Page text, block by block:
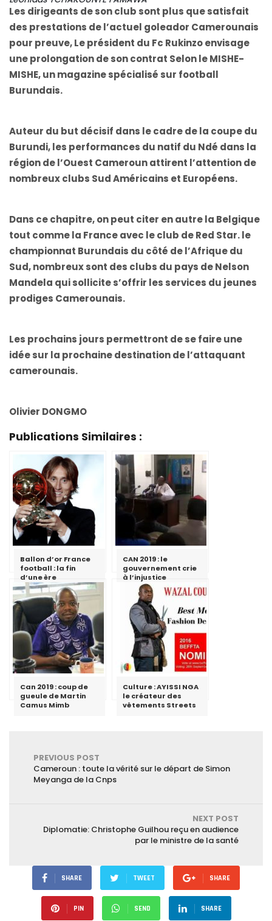
Les dirigeants de son club sont plus que satisfait
des prestations de l’actuel goleador Camerounais
pour preuve, Le président du Fc Rukinzo envisage
une prolongation de son contrat Selon le MISHE-
MISHE, un magazine spécialisé sur football
Burundais.
Auteur du but décisif dans le cadre de la coupe du
Burundi, les performances du natif du Ndé dans la
région de l’Ouest Cameroun attirent l’attention de
nombreux clubs Sud Américains et Européens.
Dans ce chapitre, on peut citer en autre la Belgique
tout comme la France avec le club de Red Star. le
championnat Burundais du côté de l’Afrique du
Sud, nombreux sont des clubs du pays de Nelson
Mandela qui sollicite s’offrir les services du jeunes
prodiges Camerounais.
Les prochains jours permettront de se faire une
idée sur la prochaine destination de l’attaquant
camerounais.
Olivier DONGMO
Publications Similaires :
Ballon d’or France
football : la fin
d’une ère
CAN 2019 : le
gouvernement crie
à l’injustice
Can 2019 : coup de
gueule de Martin
Camus Mimb
Culture : AYISSI NGA
le créateur des
vêtements Streets
PREVIOUS POST
Cameroun : toute la vérité sur le départ de Simon
Meyanga de la Cnps
NEXT POST
Diplomatie: Christophe Guilhou reçu en audience
par le ministre de la santé
SHARE TWEET SHARE
PIN SEND SHARE